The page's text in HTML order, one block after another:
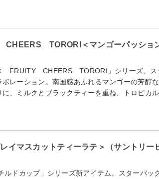
TORORI＜マンゴーパッショ
FRUITY CHEERS TORORI」シリーズ。ス
レーション。南国感あふれるマンゴーの芳醇
、ミルクとブラックティーを重ね、トロピカ
イマスカットティーラテ＞（サントリ
ルドカップ」シリーズ新アイテム。スターバッ